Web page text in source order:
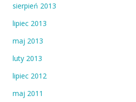
sierpień 2013
lipiec 2013
maj 2013
luty 2013
lipiec 2012
maj 2011